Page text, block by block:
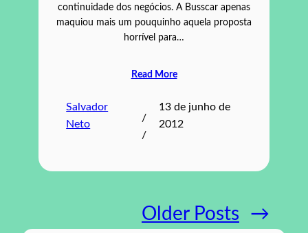
continuidade dos negócios. A Busscar apenas
maquiou mais um pouquinho aquela proposta
horrível para…
Read More
Salvador
Neto
/
/
13 de junho de
2012
Older Posts →